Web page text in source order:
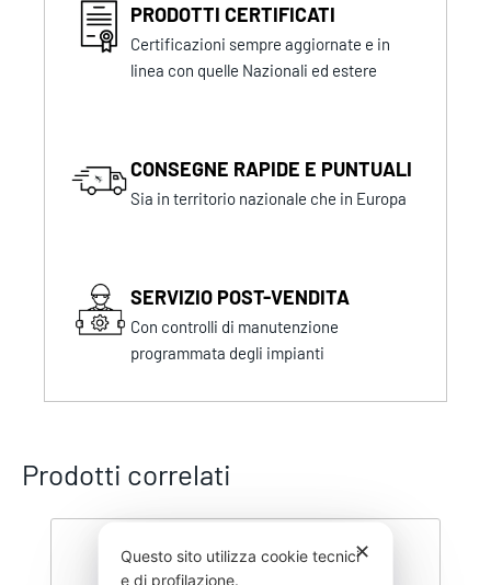
PRODOTTI CERTIFICATI
Certificazioni sempre aggiornate e in
linea con quelle Nazionali ed estere
CONSEGNE RAPIDE E PUNTUALI
Sia in territorio nazionale che in Europa
SERVIZIO POST-VENDITA
Con controlli di manutenzione
programmata degli impianti
Prodotti correlati
✕
Questo sito utilizza cookie tecnici
e di profilazione.